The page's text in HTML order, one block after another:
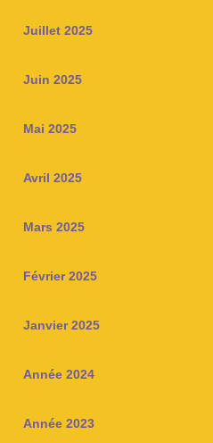
Juillet 2025
Juin 2025
Mai 2025
Avril 2025
Mars 2025
Février 2025
Janvier 2025
Année 2024
Année 2023